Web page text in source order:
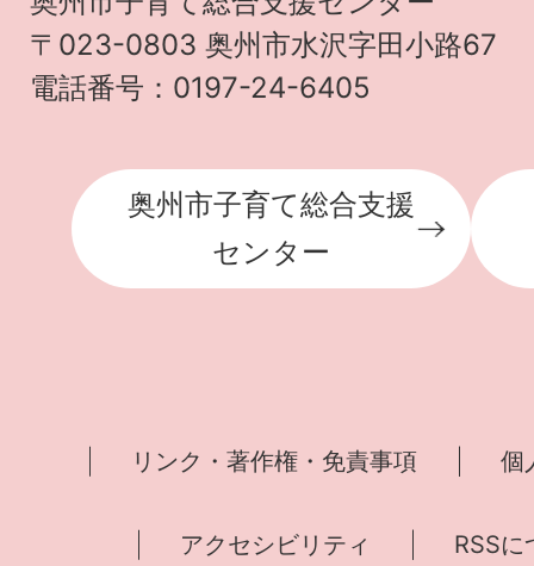
〒023-0803 奥州市水沢字田小路67
電話番号：0197-24-6405
奥州市子育て総合支援
センター
リンク・著作権・免責事項 個
アクセシビリティ RSSに